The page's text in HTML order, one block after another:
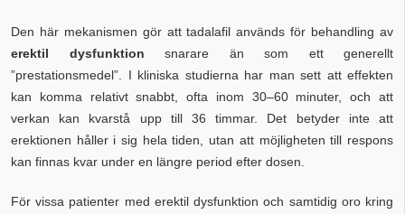
Den här mekanismen gör att tadalafil används för behandling av
erektil dysfunktion snarare än som ett generellt
”prestationsmedel”. I kliniska studierna har man sett att effekten
kan komma relativt snabbt, ofta inom 30–60 minuter, och att
verkan kan kvarstå upp till 36 timmar. Det betyder inte att
erektionen håller i sig hela tiden, utan att möjligheten till respons
kan finnas kvar under en längre period efter dosen.
För vissa patienter med erektil dysfunktion och samtidig oro kring